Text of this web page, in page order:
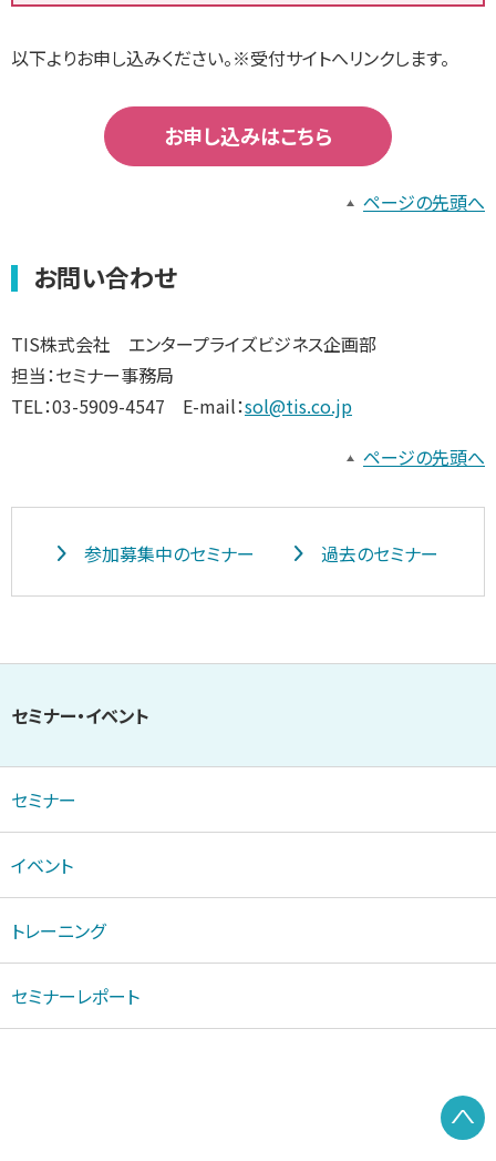
以下よりお申し込みください。※受付サイトへリンクします。
お申し込みはこちら
ページの先頭へ
お問い合わせ
TIS株式会社 エンタープライズビジネス企画部
担当：セミナー事務局
TEL：03-5909-4547 E-mail：sol@tis.co.jp
ページの先頭へ
参加募集中のセミナー 過去のセミナー
セミナー・イベント
セミナー
イベント
トレーニング
セミナーレポート